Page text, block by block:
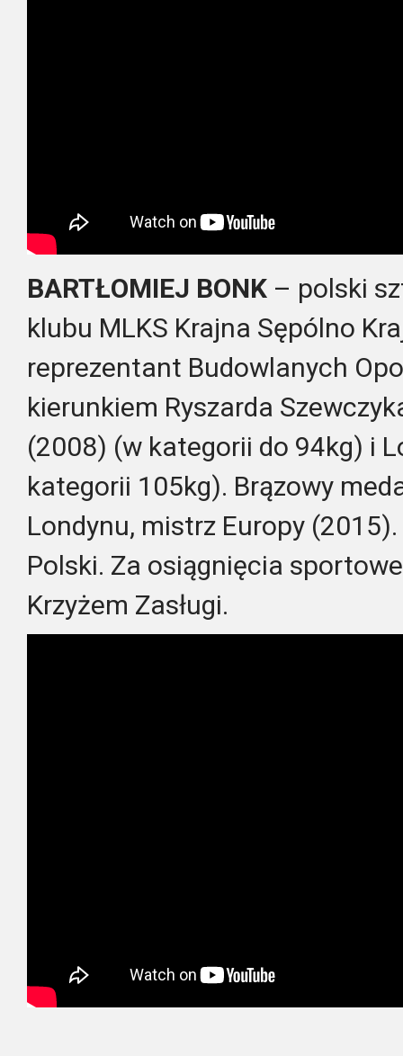
BARTŁOMIEJ BONK – polski
klubu MLKS Krajna Sępólno
reprezentant Budowlanych
kierunkiem Ryszarda
(2008) (w kategorii do 94kg) i
kategorii 105kg). Brązowy
Londynu, mistrz Europy
Polski. Za osiągnięcia
Krzyżem Zasługi.